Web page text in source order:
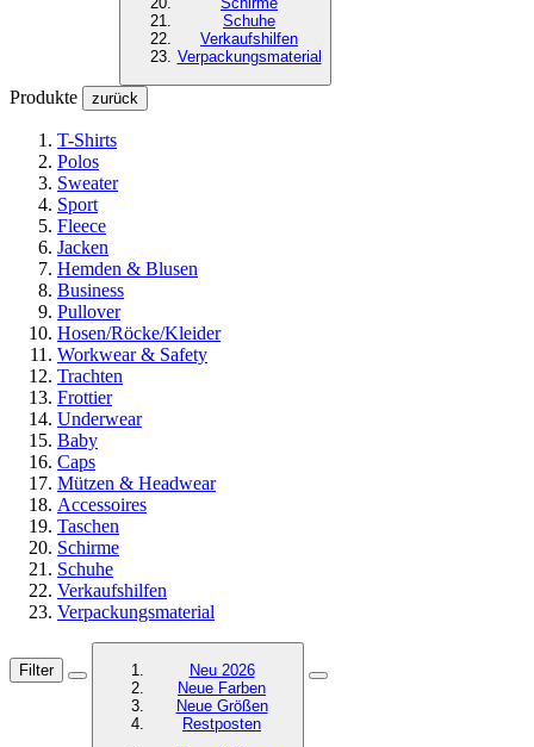
Schuhe
Verkaufshilfen
Verpackungsmaterial
Produkte zurück
T-Shirts
Polos
Sweater
Sport
Fleece
Jacken
Hemden & Blusen
Business
Pullover
Hosen/Röcke/Kleider
Workwear & Safety
Trachten
Frottier
Underwear
Baby
Caps
Mützen & Headwear
Accessoires
Taschen
Schirme
Schuhe
Verkaufshilfen
Verpackungsmaterial
Filter
Neu 2026
Neue Farben
Neue Größen
Restposten